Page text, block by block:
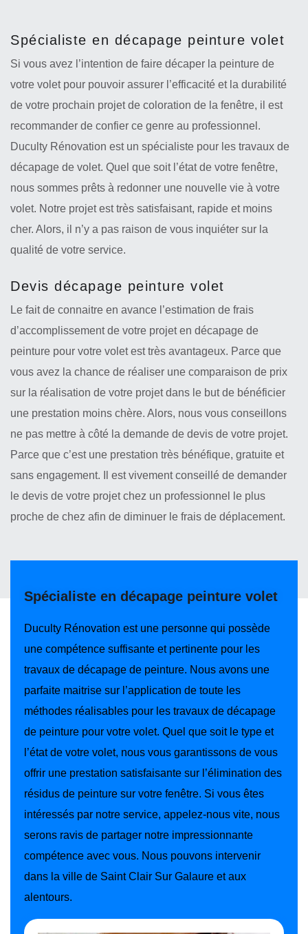
Spécialiste en décapage peinture volet
Si vous avez l’intention de faire décaper la peinture de
votre volet pour pouvoir assurer l’efficacité et la durabilité
de votre prochain projet de coloration de la fenêtre, il est
recommander de confier ce genre au professionnel.
Duculty Rénovation est un spécialiste pour les travaux de
décapage de volet. Quel que soit l’état de votre fenêtre,
nous sommes prêts à redonner une nouvelle vie à votre
volet. Notre projet est très satisfaisant, rapide et moins
cher. Alors, il n’y a pas raison de vous inquiéter sur la
qualité de votre service.
Devis décapage peinture volet
Le fait de connaitre en avance l’estimation de frais
d’accomplissement de votre projet en décapage de
peinture pour votre volet est très avantageux. Parce que
vous avez la chance de réaliser une comparaison de prix
sur la réalisation de votre projet dans le but de bénéficier
une prestation moins chère. Alors, nous vous conseillons
ne pas mettre à côté la demande de devis de votre projet.
Parce que c’est une prestation très bénéfique, gratuite et
sans engagement. Il est vivement conseillé de demander
le devis de votre projet chez un professionnel le plus
proche de chez afin de diminuer le frais de déplacement.
Spécialiste en décapage peinture volet
Duculty Rénovation est une personne qui possède
une compétence suffisante et pertinente pour les
travaux de décapage de peinture. Nous avons une
parfaite maitrise sur l’application de toute les
méthodes réalisables pour les travaux de décapage
de peinture pour votre volet. Quel que soit le type et
l’état de votre volet, nous vous garantissons de vous
offrir une prestation satisfaisante sur l’élimination des
résidus de peinture sur votre fenêtre. Si vous êtes
intéressés par notre service, appelez-nous vite, nous
serons ravis de partager notre impressionnante
compétence avec vous. Nous pouvons intervenir
dans la ville de Saint Clair Sur Galaure et aux
alentours.